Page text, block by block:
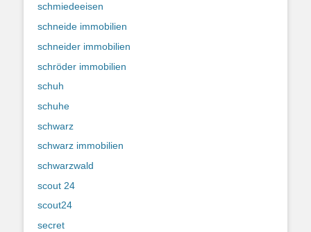
schmiedeeisen
schneide immobilien
schneider immobilien
schröder immobilien
schuh
schuhe
schwarz
schwarz immobilien
schwarzwald
scout 24
scout24
secret